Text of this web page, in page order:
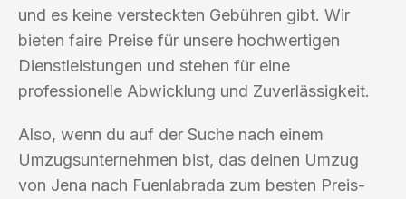
und es keine versteckten Gebühren gibt. Wir
bieten faire Preise für unsere hochwertigen
Dienstleistungen und stehen für eine
professionelle Abwicklung und Zuverlässigkeit.
Also, wenn du auf der Suche nach einem
Umzugsunternehmen bist, das deinen Umzug
von Jena nach Fuenlabrada zum besten Preis-